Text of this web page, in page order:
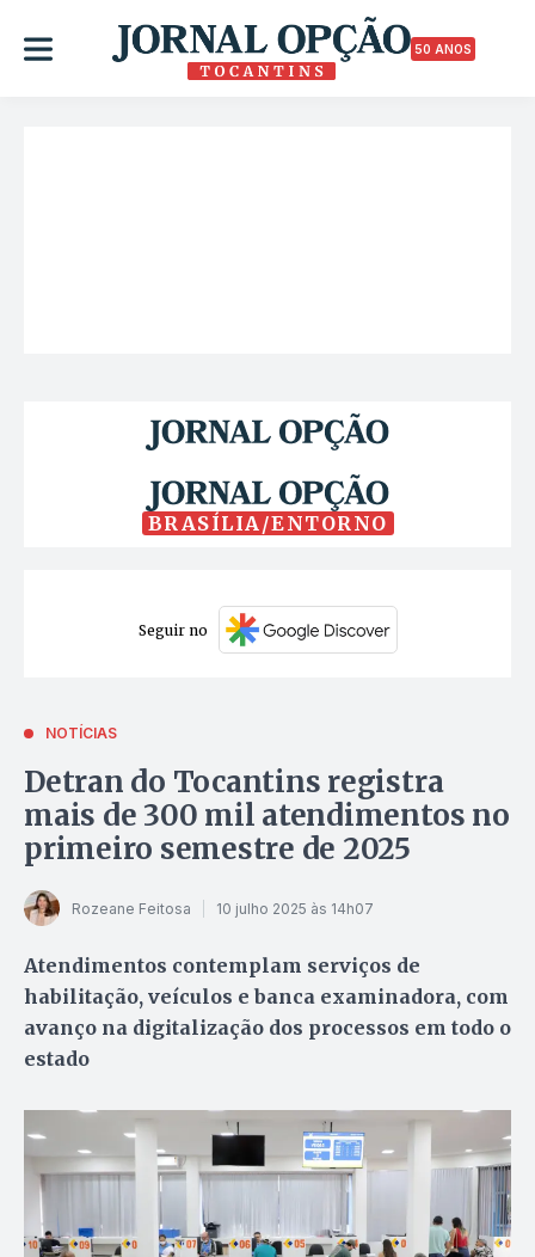
50 ANOS
BRASÍLIA/ENTORNO
Seguir no
NOTÍCIAS
Detran do Tocantins registra
mais de 300 mil atendimentos no
primeiro semestre de 2025
Rozeane Feitosa 10 julho 2025 às 14h07
Atendimentos contemplam serviços de
habilitação, veículos e banca examinadora, com
avanço na digitalização dos processos em todo o
estado